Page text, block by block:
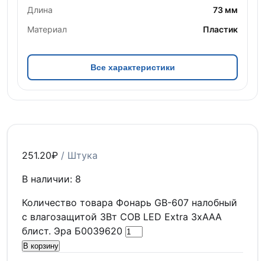
Длина
73 мм
Материал
Пластик
Все характеристики
251.20₽ / Штука
В наличии: 8
Количество товара Фонарь GB-607 налобный
с влагозащитой 3Вт COB LED Extra 3хААА
блист. Эра Б0039620
В корзину